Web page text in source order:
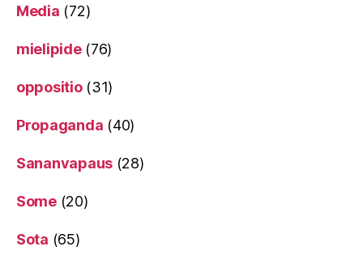
Media (72)
mielipide(76)
oppositio(31)
Propaganda (40)
Sananvapaus (28)
Some(20)
Sota (65)